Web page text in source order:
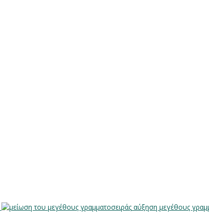
αύξηση μεγέθους